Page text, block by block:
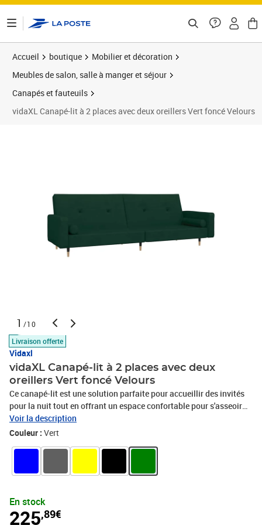
Accueil boutique
Mobilier et décoration
Meubles de salon, salle à manger et séjour
Canapés et fauteuils
vidaXL Canapé-lit à 2 places avec deux oreillers Vert foncé Velours
1 /10
Livraison offerte
Vidaxl
vidaXL Canapé-lit à 2 places avec deux
oreillers Vert foncé Velours
Ce canapé-lit est une solution parfaite pour accueillir des invités
pour la nuit tout en offrant un espace confortable pour s'asseoir
pendant la journée. Fonction 2 en 1 : ce canapé-lit se transforme
rapidement et facilement d'un canapé en un lit et à nouveau en
confortable : ce canapé-lit est recouvert d'un velours doux et
reconnaît à son tas dense de fibres uniformément coupées qui ont
une touche lisse. Le tissu en velours présente un toucher doux
Voir la description
Couleur : Vert
En stock
225,89€